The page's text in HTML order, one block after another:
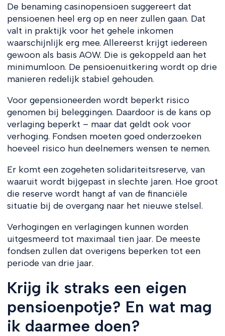
De benaming casinopensioen suggereert dat
pensioenen heel erg op en neer zullen gaan. Dat
valt in praktijk voor het gehele inkomen
waarschijnlijk erg mee. Allereerst krijgt iedereen
gewoon als basis AOW. Die is gekoppeld aan het
minimumloon. De pensioenuitkering wordt op drie
manieren redelijk stabiel gehouden.
Voor gepensioneerden wordt beperkt risico
genomen bij beleggingen. Daardoor is de kans op
verlaging beperkt – maar dat geldt ook voor
verhoging. Fondsen moeten goed onderzoeken
hoeveel risico hun deelnemers wensen te nemen.
Er komt een zogeheten solidariteitsreserve, van
waaruit wordt bijgepast in slechte jaren. Hoe groot
die reserve wordt hangt af van de financiële
situatie bij de overgang naar het nieuwe stelsel.
Verhogingen en verlagingen kunnen worden
uitgesmeerd tot maximaal tien jaar. De meeste
fondsen zullen dat overigens beperken tot een
periode van drie jaar.
Krijg ik straks een eigen
pensioenpotje? En wat mag
ik daarmee doen?